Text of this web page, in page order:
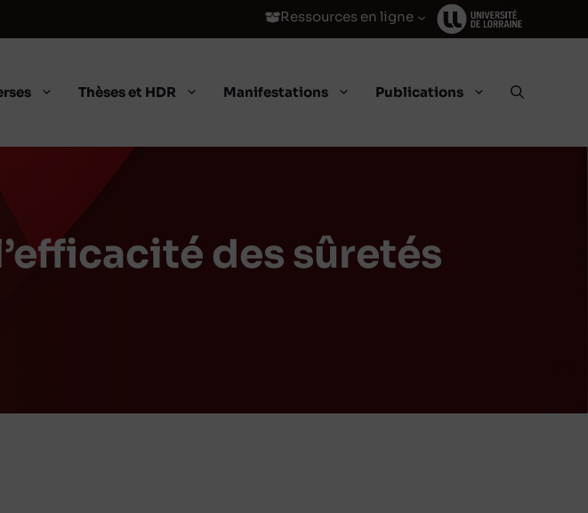
Ressources en ligne
Thèses et HDR Manifestations Publications
des sûretés